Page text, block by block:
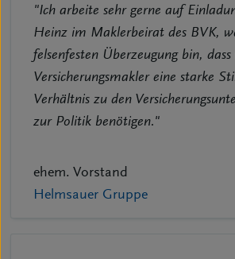
"Ich arbeite sehr gerne auf
Heinz im Maklerbeirat des BVK,
felsenfesten Überzeugung bin,
Versicherungsmakler eine starke
Verhältnis zu den
zur Politik benötigen."
ehem. Vorstand
Helmsauer Gruppe